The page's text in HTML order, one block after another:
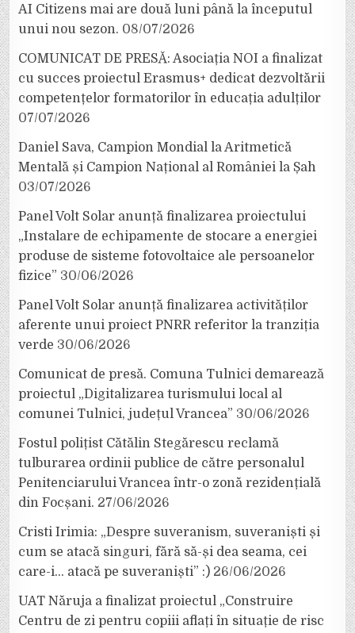
AI Citizens mai are două luni până la începutul
unui nou sezon. 08/07/2026
COMUNICAT DE PRESĂ: Asociația NOI a finalizat
cu succes proiectul Erasmus+ dedicat dezvoltării
competențelor formatorilor în educația adulților
07/07/2026
Daniel Sava, Campion Mondial la Aritmetică
Mentală și Campion Național al României la Șah
03/07/2026
Panel Volt Solar anunță finalizarea proiectului
„Instalare de echipamente de stocare a energiei
produse de sisteme fotovoltaice ale persoanelor
fizice” 30/06/2026
Panel Volt Solar anunță finalizarea activităților
aferente unui proiect PNRR referitor la tranziția
verde 30/06/2026
Comunicat de presă. Comuna Tulnici demarează
proiectul „Digitalizarea turismului local al
comunei Tulnici, județul Vrancea” 30/06/2026
Fostul polițist Cătălin Stegărescu reclamă
tulburarea ordinii publice de către personalul
Penitenciarului Vrancea într-o zonă rezidențială
din Focșani. 27/06/2026
Cristi Irimia: „Despre suveranism, suveraniști și
cum se atacă singuri, fără să-și dea seama, cei
care-i… atacă pe suveraniști” :) 26/06/2026
UAT Năruja a finalizat proiectul „Construire
Centru de zi pentru copiii aflați în situație de risc